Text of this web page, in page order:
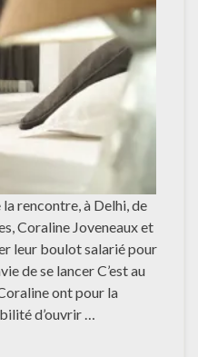
rencontre, à Delhi, de
Coraline Joveneaux et
leur boulot salarié pour
de se lancer C’est au
ont pour la
d’ouvrir …